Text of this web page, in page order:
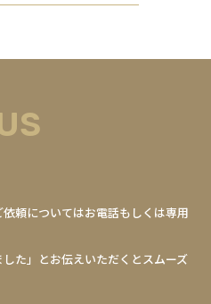
頼についてはお電話もしくは専用
た」とお伝えいただくとスムーズ